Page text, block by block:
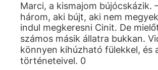
Marci, a kismajom bújócskázik.
három, aki bújt, aki nem
indul megkeresni Cinit. De
számos másik állatra bukkan.
könnyen kihúzható fülekkel, és
történeteivel. 0